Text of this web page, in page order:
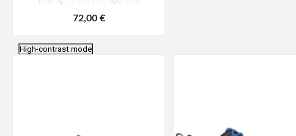
LUMINO S1PS ESD NM Low
72,00 €
High-contrast mode